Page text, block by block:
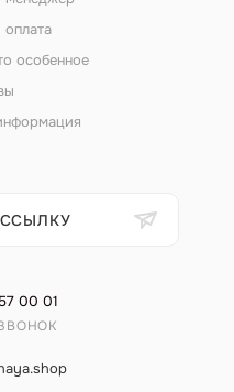
оплата
особенное
00 01